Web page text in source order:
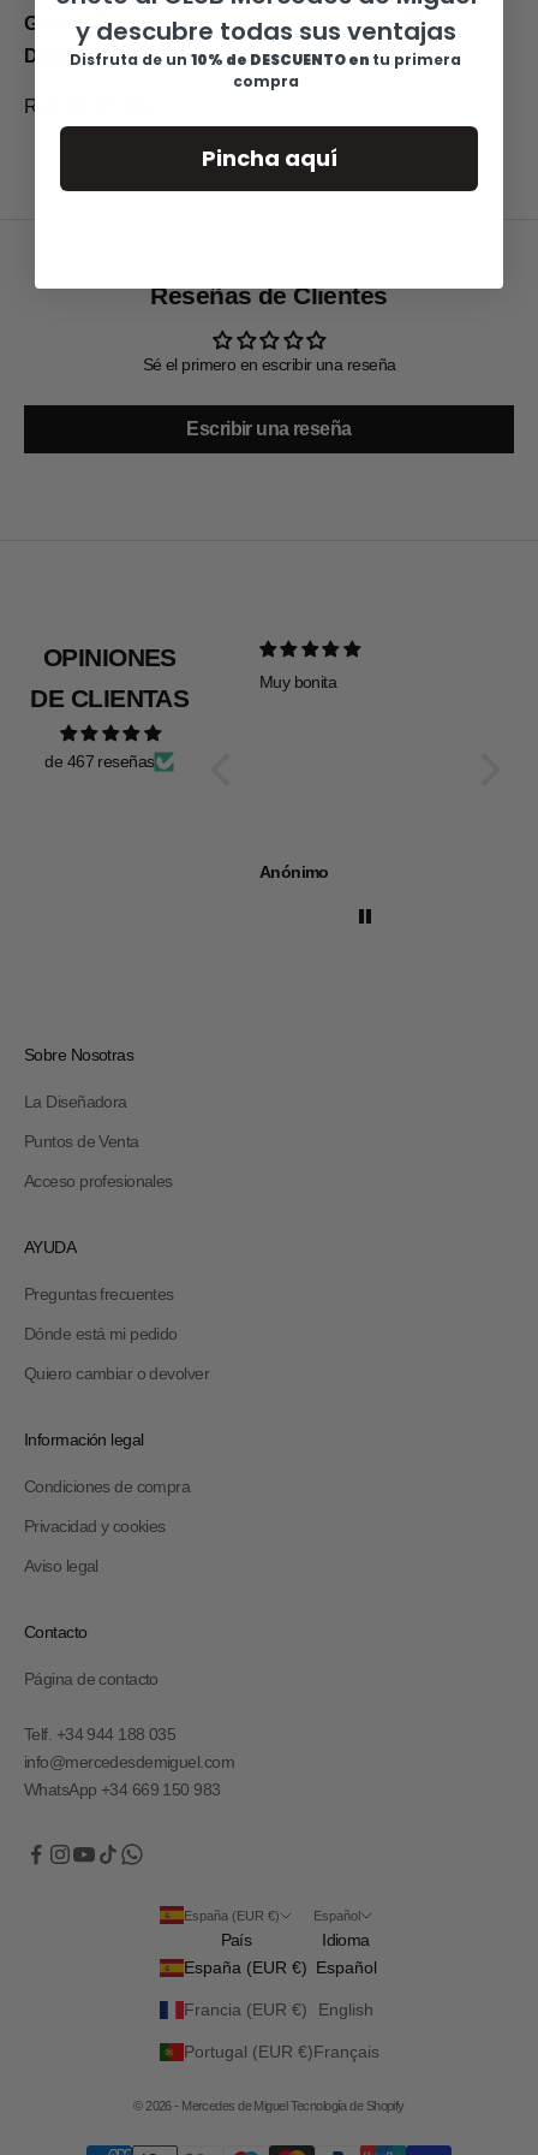
Guia de Tallas
Detalles y cuidados
Ref: 361505-MM
Reseñas de Clientes
Sé el primero en escribir una reseña
Escribir una reseña
OPINIONES
DE CLIENTAS
de 467 reseñas
Muy bonita
Anónimo
Sobre Nosotras
La Diseñadora
Puntos de Venta
Acceso profesionales
AYUDA
Preguntas frecuentes
Dónde está mi pedido
Quiero cambiar o devolver
Información legal
Condiciones de compra
Privacidad y cookies
Aviso legal
Contacto
Página de contacto
Telf. +34 944 188 035
info@mercedesdemiguel.com
WhatsApp +34 669 150 983
España (EUR €)
País
España (EUR €)
Francia (EUR €)
Portugal (EUR €)
Español
Idioma
Español
English
Français
© 2026 - Mercedes de MiguelTecnología de Shopify
y descubre todas sus ventajas
Disfruta de un 10% de DESCUENTO en tu primera
compra
Pincha aquí